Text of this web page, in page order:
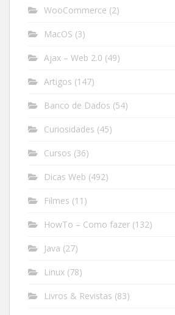
WooCommerce (2)
MacOS (3)
Ajax – Web 2.0 (49)
Artigos (147)
Banco de Dados (54)
Curiosidades (45)
Cursos (36)
Dicas Web (492)
Filmes (11)
HowTo – Como fazer (132)
Java (27)
Linux (78)
Livros & Revistas (83)